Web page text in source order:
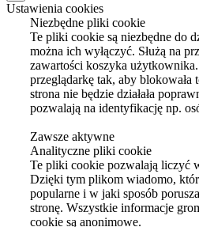
Ustawienia cookies
Niezbędne pliki cookie
Te pliki cookie są niezbędne do
można ich wyłączyć. Służą na
zawartości koszyka
przeglądarkę tak, aby
strona nie będzie działała
pozwalają na identyfikację np.
Zawsze aktywne
Analityczne pliki cookie
Te pliki cookie pozwalają liczyć
Dzięki tym plikom wiadomo,
popularne i w jaki sposób
stronę. Wszystkie informacje
cookie są anonimowe.